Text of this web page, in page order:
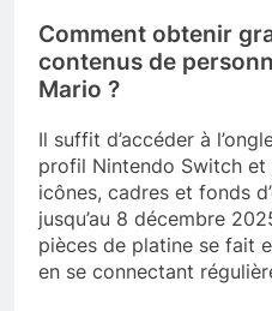
Comment obtenir
contenus de
Mario ?
Il suffit d’accéder à
profil Nintendo Switch et
icônes, cadres et fonds
jusqu’au 8 décembre
pièces de platine se fait
en se connectant